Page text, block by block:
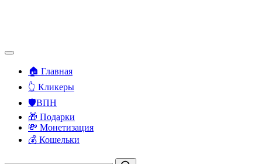
🏠 Главная
👆 Кликеры
🛡️ВПН
🎁 Подарки
💸 Монетизация
💰 Кошельки